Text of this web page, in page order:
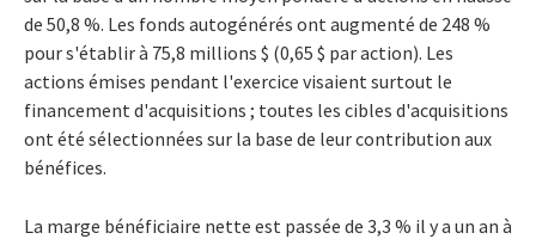
de 50,8 %. Les fonds autogénérés ont augmenté de 248 %
pour s'établir à 75,8 millions $ (0,65 $ par action). Les
actions émises pendant l'exercice visaient surtout le
financement d'acquisitions ; toutes les cibles d'acquisitions
ont été sélectionnées sur la base de leur contribution aux
bénéfices.
La marge bénéficiaire nette est passée de 3,3 % il y a un an à